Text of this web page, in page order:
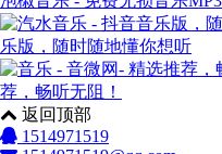
乐版，随时随地懂你想听
荐，畅听无阻！
返回顶部
1514971519